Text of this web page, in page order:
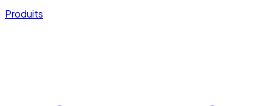
Produits